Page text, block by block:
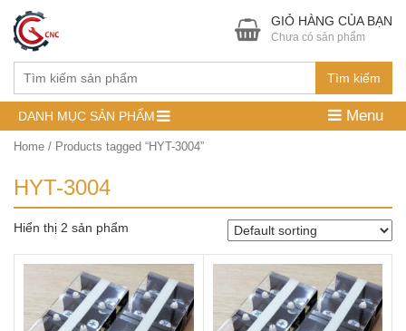
Tìm kiếm
GIỎ HÀNG CỦA BẠN
Chưa có sản phẩm
DANH MỤC SẢN PHẨM Menu
Home / Products tagged “HYT-3004”
HYT-3004
Hiển thị 2 sản phẩm